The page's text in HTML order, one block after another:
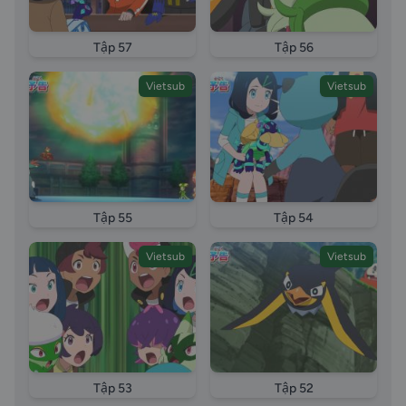
Tập 57 Tập 56
Vietsub
Tập 55
Vietsub
Tập 54
Vietsub
Tập 53
Vietsub
Tập 52